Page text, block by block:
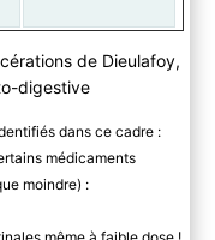
de Dieulafoy,
digestive
dans ce cadre :
médicaments
moindre) :